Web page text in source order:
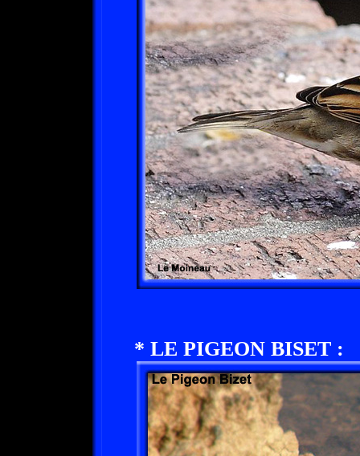
* LE PIGEON BISET :